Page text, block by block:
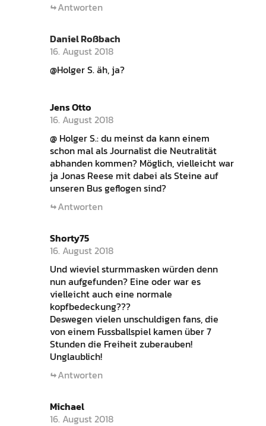
Antworten
Daniel Roßbach
16. August 2018
@Holger S. äh, ja?
Jens Otto
16. August 2018
@ Holger S.: du meinst da kann einem
schon mal als Journalist die Neutralität
abhanden kommen? Möglich, vielleicht war
ja Jonas Reese mit dabei als Steine auf
unseren Bus geflogen sind?
Antworten
Shorty75
16. August 2018
Und wieviel sturmmasken würden denn
nun aufgefunden? Eine oder war es
vielleicht auch eine normale
kopfbedeckung???
Deswegen vielen unschuldigen fans, die
von einem Fussballspiel kamen über 7
Stunden die Freiheit zuberauben!
Unglaublich!
Antworten
Michael
16. August 2018